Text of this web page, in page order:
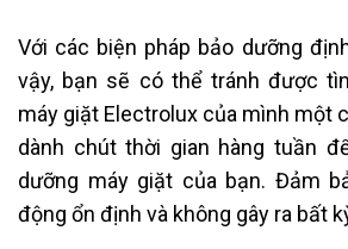
Với các biện pháp bảo dưỡng
vậy, bạn sẽ có thể tránh được
máy giặt Electrolux của mình một
dành chút thời gian hàng tuần
dưỡng máy giặt của bạn. Đảm
động ổn định và không gây ra bất